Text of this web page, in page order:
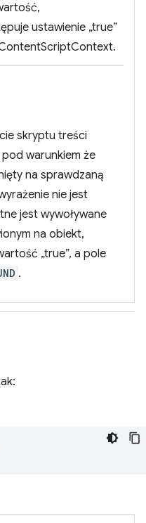
ustawienie „true”
skryptu treści
warunkiem że
na sprawdzaną
nie jest
jest wywoływane
na obiekt,
„true”, a pole
.